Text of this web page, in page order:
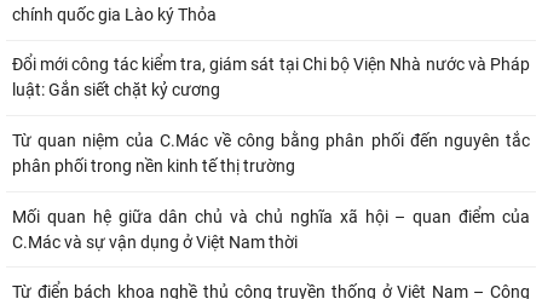
chính quốc gia Lào ký Thỏa
Đổi mới công tác kiểm tra, giám sát tại Chi bộ Viện Nhà nước và Pháp
luật: Gắn siết chặt kỷ cương
Từ quan niệm của C.Mác về công bằng phân phối đến nguyên tắc
phân phối trong nền kinh tế thị trường
Mối quan hệ giữa dân chủ và chủ nghĩa xã hội – quan điểm của
C.Mác và sự vận dụng ở Việt Nam thời
Từ điển bách khoa nghề thủ công truyền thống ở Việt Nam – Công